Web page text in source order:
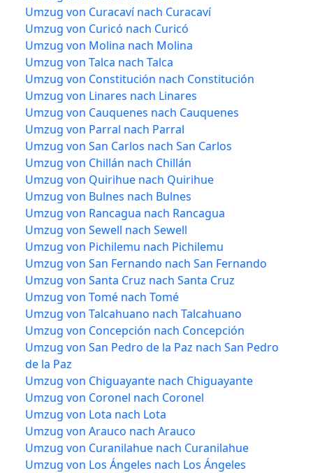
Umzug von Curacaví nach Curacaví
Umzug von Curicó nach Curicó
Umzug von Molina nach Molina
Umzug von Talca nach Talca
Umzug von Constitución nach Constitución
Umzug von Linares nach Linares
Umzug von Cauquenes nach Cauquenes
Umzug von Parral nach Parral
Umzug von San Carlos nach San Carlos
Umzug von Chillán nach Chillán
Umzug von Quirihue nach Quirihue
Umzug von Bulnes nach Bulnes
Umzug von Rancagua nach Rancagua
Umzug von Sewell nach Sewell
Umzug von Pichilemu nach Pichilemu
Umzug von San Fernando nach San Fernando
Umzug von Santa Cruz nach Santa Cruz
Umzug von Tomé nach Tomé
Umzug von Talcahuano nach Talcahuano
Umzug von Concepción nach Concepción
Umzug von San Pedro de la Paz nach San Pedro
de la Paz
Umzug von Chiguayante nach Chiguayante
Umzug von Coronel nach Coronel
Umzug von Lota nach Lota
Umzug von Arauco nach Arauco
Umzug von Curanilahue nach Curanilahue
Umzug von Los Ángeles nach Los Ángeles